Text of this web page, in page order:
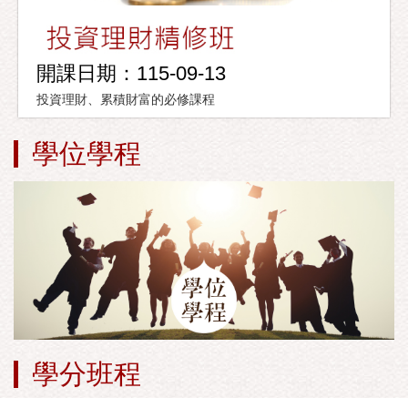
開課日期：115-09-13
投資理財、累積財富的必修課程
學位學程
學分班程